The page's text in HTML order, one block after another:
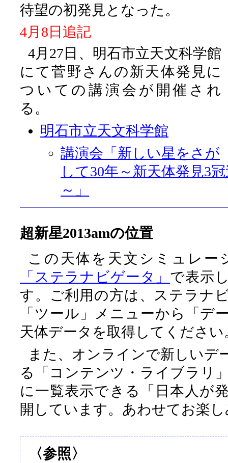
待望の初発見となった。
4月8日追記
4月27日、明石市立天文科学館
にて菅野さんの新天体発見に
ついての講演会が開催され
る。
明石市立天文科学館
講演会「新しい星をさが
して30年～新天体発見3
～」
超新星2013amの位置
この天体を天文シミュレー
「ステラナビゲータ」 で表示
す。ご利用の方は、ステラナ
「ツール」メニューから「デ
天体データを取得してください
また、オンラインで新しいデ
る「コンテンツ・ライブラリ
に一覧表示できる「日本人が
開しています。あわせてお楽
〈参照〉